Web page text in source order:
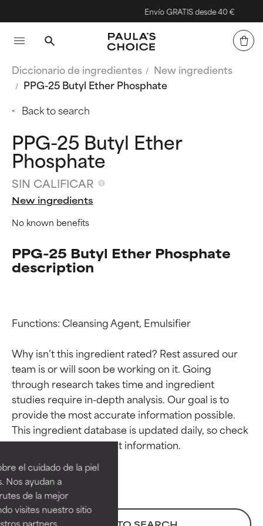
el cuidado de la piel
Nos ayudan a
de la mejor
visites nuestro sitio
partners,
Envío GRATIS desde 40 €
Diccionario de ingredientes
New ingredients
PPG-25 Butyl Ether Phosphate
Back to search
PPG-25 Butyl Ether
Phosphate
SIN CALIFICAR
New ingredients
No known benefits
PPG-25 Butyl Ether Phosphate
description
Functions: Cleansing Agent, Emulsifier
Why isn’t this ingredient rated? Rest assured our
team is or will soon be working on it. Going
through research takes time and ingredient
studies require in-depth analysis. Our goal is to
provide the most accurate information possible.
This ingredient database is updated daily, so check
Calificaciones de
ingredientes
EXCELENTE
Ingrediente sobresaliente con
beneficios reales para la piel. Su
eficacia está demostrada y
Calificaciones de
ingredientes
EXCELENTE
Ingrediente sobresaliente con
beneficios reales para la piel. Su
eficacia está demostrada y